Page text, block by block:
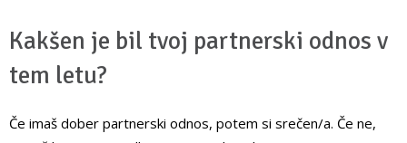
Kakšen je bil tvoj partnerski odnos v
tem letu?
Če imaš dober partnerski odnos, potem si srečen/a. Če ne,